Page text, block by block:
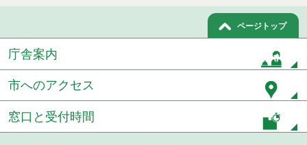
令和８年７月１５日執行 委託・賃貸借等見積徴取
７月１４日公告開始 建設コンサルタント等（条件
付一般競争入札）（電子入札）
７月１４日公告開始 建設工事（条件付一般競争入
札）（電子入札）
ページトップ
庁舎案内
市へのアクセス
窓口と受付時間